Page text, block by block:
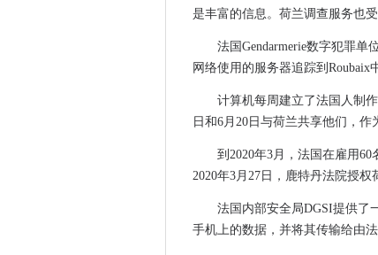
Asda袋子ex-marks和
CityFibre将全纤维网络扩
Qualcomm，5G
ATOS和HDF能量将以2023
近3000万英国移动用户遭
Cyber​​ Cotland提供集中的
是丰富的信息。荷兰调查服务也
法国Gendarmerie数字犯罪单
网络使用的服务器追踪到Roubaix
计算机每周建立了法国人制
日和6月20日与荷兰共享他们，作
到2020年3月，法国在雇用
2020年3月27日，鹿特丹法院授权
法国内部安全局DGSI提供了
手机上的数据，并将其传输给由